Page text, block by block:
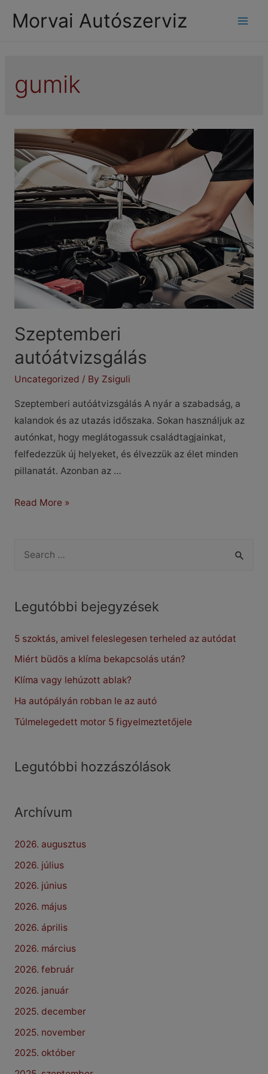
Morvai Autószerviz
gumik
Szeptemberi
autóátvizsgálás
Uncategorized / By Zsiguli
Szeptemberi autóátvizsgálás A nyár a szabadság, a
kalandok és az utazás időszaka. Sokan használjuk az
autónkat, hogy meglátogassuk családtagjainkat,
felfedezzük új helyeket, és élvezzük az élet minden
pillanatát. Azonban az …
Szeptemberi
Read More »
r
h
f
o
r
Legutóbbi bejegyzések
5 szoktás, amivel feleslegesen terheled az autódat
Miért büdös a klíma bekapcsolás után?
Klíma vagy lehúzott ablak?
Ha autópályán robban le az autó
Túlmelegedett motor 5 figyelmeztetőjele
Legutóbbi hozzászólások
Archívum
2026. augusztus
2026. július
2026. június
2026. május
2026. április
2026. március
2026. február
2026. január
2025. december
2025. november
2025. október